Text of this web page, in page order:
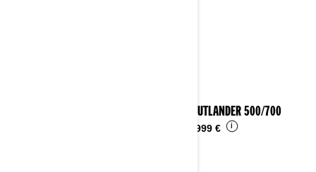
2024 OUTLANDER 500/700
10.999 € i